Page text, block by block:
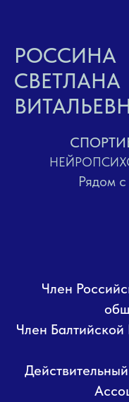
РОССИНА
СВЕТЛАНА
Рядом
Член
Член